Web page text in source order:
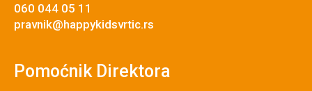
060 044 05 11
pravnik@happykidsvrtic.rs
Pomoćnik Direktora